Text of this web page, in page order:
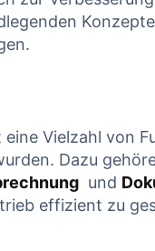
CONTINUE
Vielzahl von
‌Dazu
⁤ und
effizient‍ zu